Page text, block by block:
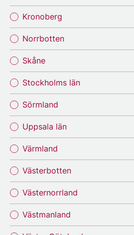
Kronoberg
Norrbotten
Skåne
Stockholms län
Sörmland
Uppsala län
Värmland
Västerbotten
Västernorrland
Västmanland